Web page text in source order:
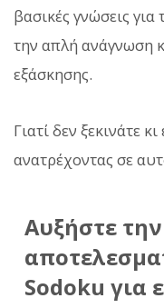
βασικές γνώσεις
την απλή ανάγνωση
εξάσκησης.
Γιατί δεν ξεκινάτε
ανατρέχοντας σε
Αυξήστε την
Sodoku για